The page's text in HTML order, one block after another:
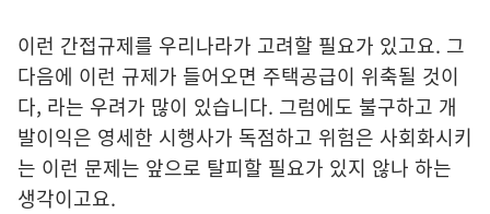
이런 간접규제를 우리나라가 고려할 필요가 있고요. 그
다음에 이런 규제가 들어오면 주택공급이 위축될 것이
다, 라는 우려가 많이 있습니다. 그럼에도 불구하고 개
발이익은 영세한 시행사가 독점하고 위험은 사회화시키
는 이런 문제는 앞으로 탈피할 필요가 있지 않나 하는
생각이고요.